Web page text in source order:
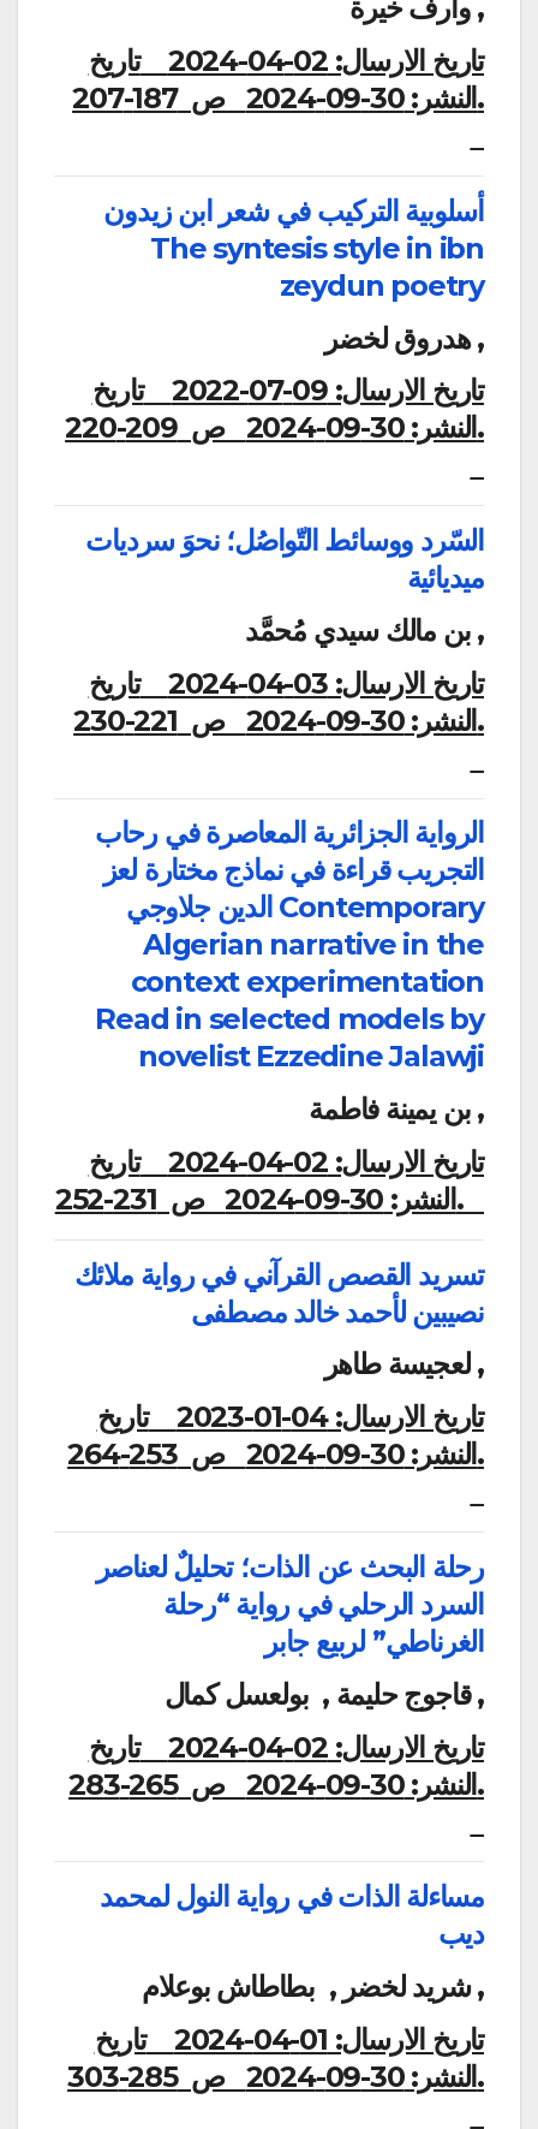
وارف خيرة ,
تاريخ الارسال:02-04-2024
تاريخ
النشر:30-09-2024 ص 187-207.
أسلوبية التركيب في شعر ابن زيدون
The syntesis style in ibn
zeydun poetry
هدروق لخضر ,
تاريخ الارسال:09-07-2022
تاريخ
النشر:30-09-2024 ص 209-220.
السّرد ووسائط التّواصُل؛ نحوَ سرديات
ميديائية
بن مالك سيدي مُحمَّد ,
تاريخ الارسال:03-04-2024
تاريخ
النشر:30-09-2024 ص 221-230.
الرواية الجزائرية المعاصرة في رحاب
التجريب قراءة في نماذج مختارة لعز
الدين جلاوجي Contemporary
Algerian narrative in the
context experimentation
Read in selected models by
novelist Ezzedine Jalawji
بن يمينة فاطمة ,
تاريخ الارسال:02-04-2024
تاريخ
النشر: 30-09-2024 ص 231-252.
تسريد القصص القرآني في رواية ملائك
نصيبين لأحمد خالد مصطفى
لعجيسة طاهر ,
تاريخ الارسال:04-01-2023
تاريخ
النشر:30-09-2024 ص 253-264.
رحلة البحث عن الذات؛ تحليلٌ لعناصر
السرد الرحلي في رواية “رحلة
الغرناطي” لربيع جابر
قاجوج حليمة , بولعسل كمال ,
تاريخ الارسال:02-04-2024
تاريخ
النشر:30-09-2024 ص 265-283.
مساءلة الذات في رواية النول لمحمد
ديب
شريد لخضر , بطاطاش بوعلام ,
تاريخ الارسال: 01-04-2024
تاريخ
النشر:30-09-2024 ص 285-303.